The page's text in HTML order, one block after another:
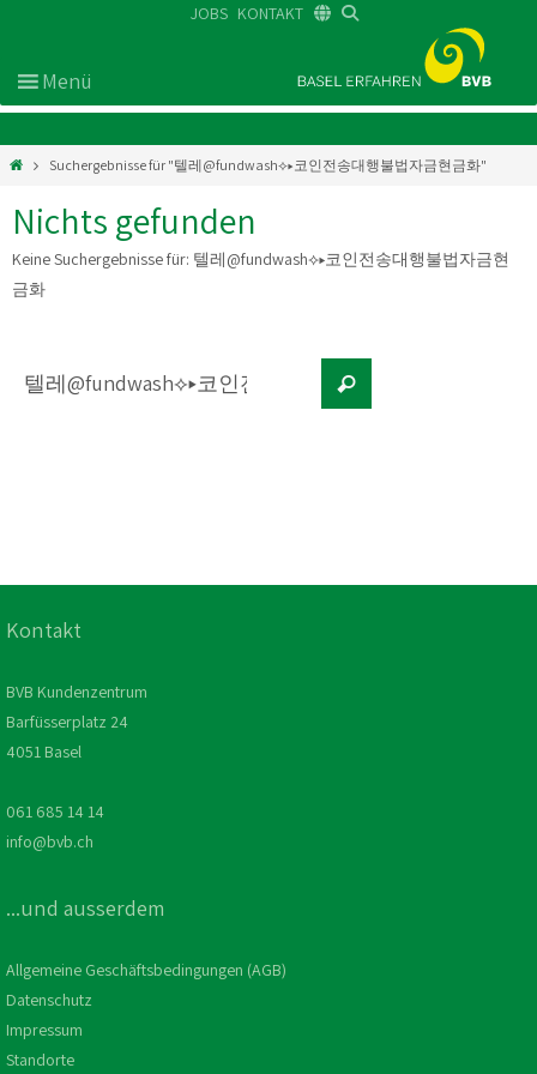
JOBS KONTAKT
Suchergebnisse für "텔레@fundwash⟡▸코인전송대행불법자금현금화"
Nichts gefunden
Keine Suchergebnisse für: 텔레@fundwash⟡▸코인전송대행불법자금현
금화
Kontakt
BVB Kundenzentrum
Barfüsserplatz 24
4051 Basel
061 685 14 14
info@bvb.ch
...und ausserdem
Allgemeine Geschäftsbedingungen (AGB)
Datenschutz
Impressum
Standorte